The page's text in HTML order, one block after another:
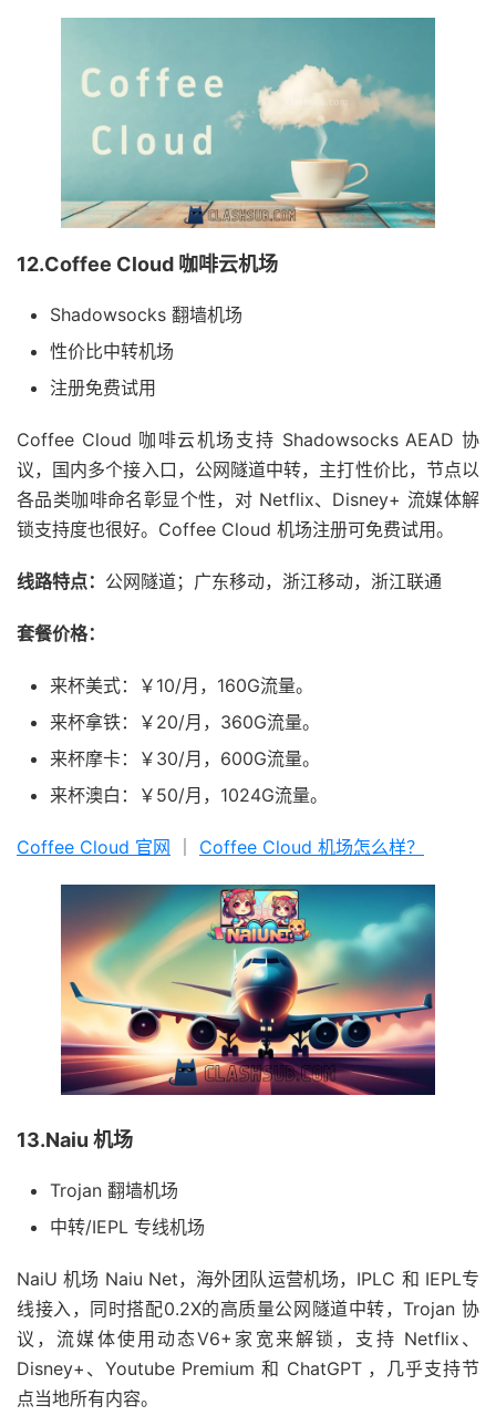
12.Coffee Cloud 咖啡云机场
Shadowsocks 翻墙机场
性价比中转机场
注册免费试用
Coffee Cloud 咖啡云机场支持 Shadowsocks AEAD 协
议，国内多个接入口，公网隧道中转，主打性价比，节点以
各品类咖啡命名彰显个性，对 Netflix、Disney+ 流媒体解
锁支持度也很好。Coffee Cloud 机场注册可免费试用。
线路特点： 公网隧道；广东移动，浙江移动，浙江联通
套餐价格：
来杯美式：￥10/月，160G流量。
来杯拿铁：￥20/月，360G流量。
来杯摩卡：￥30/月，600G流量。
来杯澳白：￥50/月，1024G流量。
Coffee Cloud 官网 Coffee Cloud 机场怎么样？
13.Naiu 机场
Trojan 翻墙机场
中转/IEPL 专线机场
NaiU 机场 Naiu Net，海外团队运营机场，IPLC 和 IEPL专
线接入，同时搭配0.2X的高质量公网隧道中转，Trojan 协
议，流媒体使用动态V6+家宽来解锁，支持 Netflix、
Disney+、Youtube Premium 和 ChatGPT ，几乎支持节
点当地所有内容。